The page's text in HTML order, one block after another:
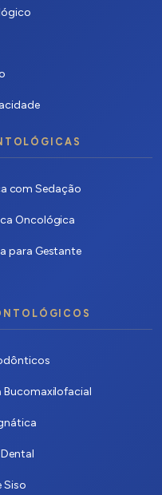
com Sedação
Oncológica
para Gestante
Bucomaxilofacial
Siso